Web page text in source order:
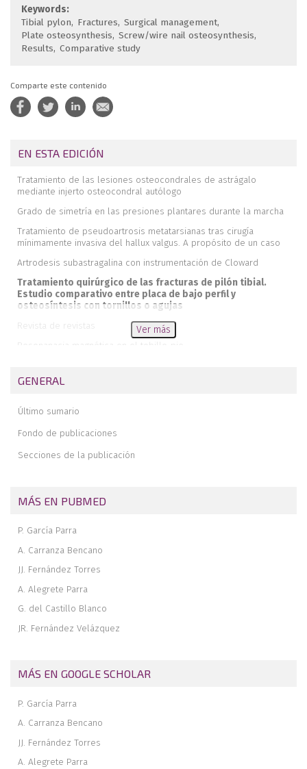
Keywords:
Tibial pylon
Fractures Surgical management
Plate osteosynthesis Screw/wire nail osteosynthesis
Results Comparative study
Comparte este contenido
EN ESTA EDICIÓN
Tratamiento de las lesiones osteocondrales de astrágalo
mediante injerto osteocondral autólogo
Grado de simetría en las presiones plantares durante la marcha
Tratamiento de pseudoartrosis metatarsianas tras cirugía
mínimamente invasiva del hallux valgus. A propósito de un caso
Artrodesis subastragalina con instrumentación de Cloward
Tratamiento quirúrgico de las fracturas de pilón tibial.
Estudio comparativo entre placa de bajo perfil y
osteosíntesis con tornillos o agujas
Revista de revistas
Resonanacia magnética en el tobillo-pie
Analgesia multimodal en la cirugía del pie y tobillo
Ver más
GENERAL
Último sumario
Fondo de publicaciones
Secciones de la publicación
MÁS EN PUBMED
P. García Parra
A. Carranza Bencano
JJ. Fernández Torres
A. Alegrete Parra
G. del Castillo Blanco
JR. Fernández Velázquez
MÁS EN GOOGLE SCHOLAR
P. García Parra
A. Carranza Bencano
JJ. Fernández Torres
A. Alegrete Parra